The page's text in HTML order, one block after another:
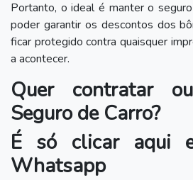
Portanto, o ideal é manter o
poder garantir os descontos dos
ficar protegido contra quaisquer
a acontecer.
Quer contratar
Seguro de Carro?
É só clicar aqui
Whatsapp